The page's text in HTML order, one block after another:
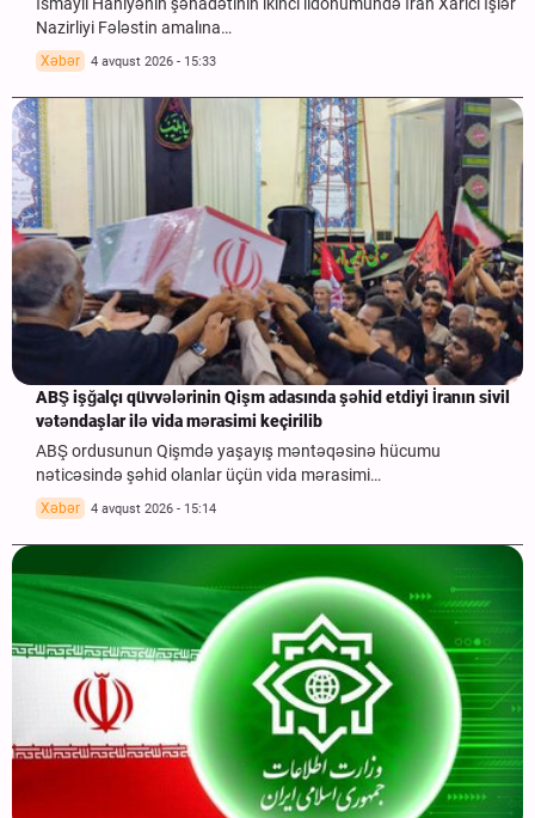
Nazirliyi Fələstin amalına…
Xəbər 4 avqust 2026 - 15:33
ABŞ işğalçı qüvvələrinin Qişm adasında şəhid etdiyi İranın sivil
vətəndaşlar ilə vida mərasimi keçirilib
ABŞ ordusunun Qişmdə yaşayış məntəqəsinə hücumu
nəticəsində şəhid olanlar üçün vida mərasimi…
Xəbər 4 avqust 2026 - 15:14